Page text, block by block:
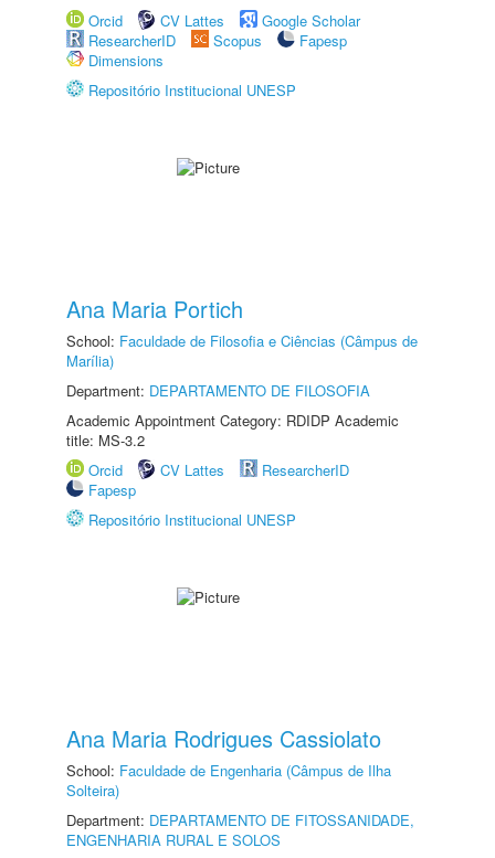
Orcid
CV Lattes
Google Scholar
ResearcherID
Scopus
Fapesp
Dimensions
Repositório Institucional UNESP
Ana Maria Portich
School: Faculdade de Filosofia e Ciências (Câmpus de
Marília)
Department: DEPARTAMENTO DE FILOSOFIA
Academic Appointment Category: RDIDP Academic
title: MS-3.2
Orcid
CV Lattes
ResearcherID
Fapesp
Repositório Institucional UNESP
Ana Maria Rodrigues Cassiolato
School: Faculdade de Engenharia (Câmpus de Ilha
Solteira)
Department: DEPARTAMENTO DE FITOSSANIDADE,
ENGENHARIA RURAL E SOLOS